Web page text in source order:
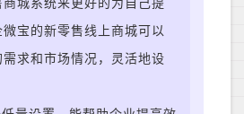
商城系统来更好的为自己提
宝的新零售线上商城可以
求和市场情况，灵活地设